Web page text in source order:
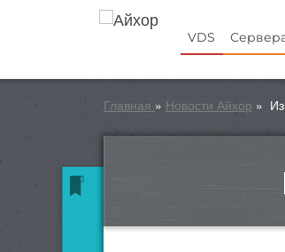
VDS
Главная » Новости Айхор »